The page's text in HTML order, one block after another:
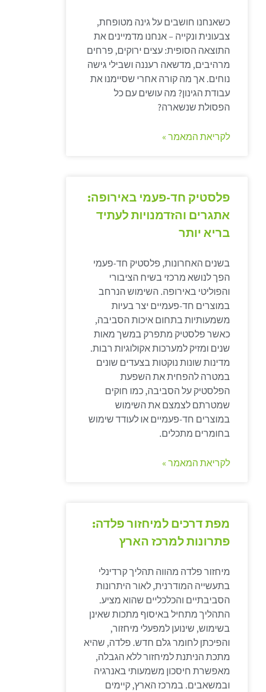
כשאנחנו חושבים על גינה מטופחת,
צבעונית ונקייה – אנחנו מדמיינים את
התוצאה הסופית: עצים ירוקים, פרחים
מרהיבים, מדשאה רעננה ושבילי גישה
נוחים. אך מה קורה אחרי שסיימנו את
עבודת הגינון? מה עושים עם כל
הפסולת שנשארה?
לקריאת המאמר »
פלסטיק חד-פעמי באירופה:
אתגרים והזדמנויות לעתיד
בריא יותר
בשנים האחרונות, פלסטיק חד-פעמי
הפך לנושא מרכזי בשיח הציבורי
והפוליטי באירופה. השימוש הנרחב
במוצרים חד-פעמיים יצר בעיות
משמעותיות בתחום איכות הסביבה,
כאשר פלסטיק מתפרק במשך מאות
שנים ומזיק למערכות אקולוגיות רבות.
מדינות שונות נוקטות בצעדים שונים
במטרה להפחית את השפעת
הפלסטיק על הסביבה, כמו חוקים
שמטרתם לצמצם את השימוש
במוצרים חד-פעמיים או לעודד שימוש
בחומרים מתכלים.
לקריאת המאמר »
מפת דרכים למיחזור פלדה:
פתרונות למרכז הארץ
מיחזור פלדה מהווה תהליך קרדינלי
בתעשייה המודרנית, לאור היתרונות
הסביבתיים והכלכליים שהוא מציע.
התהליך מתחיל באיסוף מתכות שאינן
בשימוש, שינוען למפעלי מיחזור,
והפיכתן לחומר גלם חדש. פלדה, שהיא
מתכת הניתנת למיחזור ללא הגבלה,
מאפשרת חיסכון משמעותי באנרגיה
ובמשאבים. במרכז הארץ, קיימים